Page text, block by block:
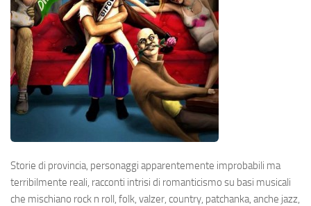
Storie di provincia, personaggi apparentemente improbabili ma
terribilmente reali, racconti intrisi di romanticismo su basi musicali
che mischiano rock n roll, folk, valzer, country, patchanka, anche jazz,